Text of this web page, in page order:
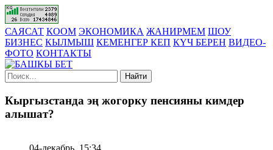
САЯСАТ КООМ ЭКОНОМИКА ЖАНИРМЕМ ШОУ
БИЗНЕС КЫЛМЫШ КЕМЕНГЕР КЕП КҮЧ БЕРЕН ВИДЕО-
ФОТО КОНТАКТЫ
Найти
Кыргызстанда эң жогорку пенсияны кимдер
алышат?